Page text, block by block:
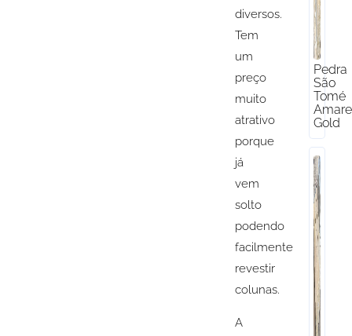
diversos.
Tem
um
preço
muito
atrativo
porque
já
vem
solto
podendo
facilmente
revestir
colunas.
A
Pedra
São
Tomé
Gold